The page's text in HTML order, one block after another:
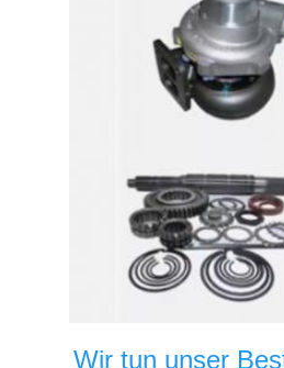
Wir tun unser